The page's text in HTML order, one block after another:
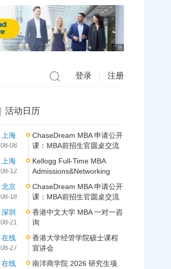
广告
登录 注册
活动日历
上海
08-08
ChaseDream MBA 申请公开
课：MBA前招生官圆桌交流
上海
08-12
Kellogg Full-Time MBA
Admissions&Networking
北京
08-18
ChaseDream MBA 申请公开
课：MBA前招生官圆桌交流
深圳
08-21
香港中文大学 MBA 一对一咨
询
在线
08-27
香港大学经管学院硕士课程
宣讲会
在线
南洋商学院 2026 研究生项